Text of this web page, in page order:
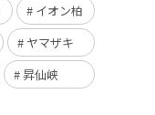
イオン柏
ヤマザキ
昇仙峡